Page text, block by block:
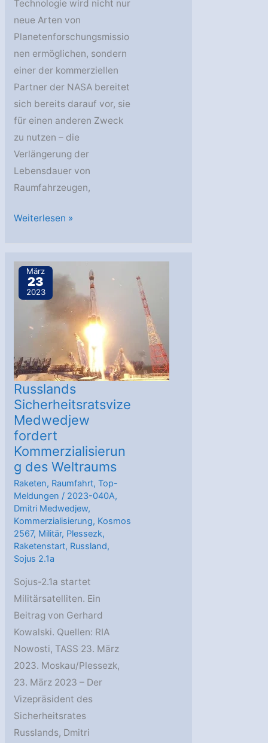
Technologie wird nicht nur
neue Arten von
Planetenforschungsmissio
nen ermöglichen, sondern
einer der kommerziellen
Partner der NASA bereitet
sich bereits darauf vor, sie
für einen anderen Zweck
zu nutzen – die
Verlängerung der
Lebensdauer von
Raumfahrzeugen,
Verschiebung
der
elektrischen
Sub-
Antriebstechnologie
Ermöglichung
von
Planetenerkundung
und
kommerziellen
Missionskonzepten
Weiterlesen »
März
23
2023
Russlands
Sicherheitsratsvize
Medwedjew
fordert
Kommerzialisierun
g des Weltraums
Raketen, Raumfahrt,Top-
Meldungen / 2023-040A,
Dmitri Medwedjew,
Kommerzialisierung, Kosmos
2567, Militär, Plessezk,
Raketenstart, Russland,
Sojus 2.1a
Sojus-2.1a startet
Militärsatelliten. Ein
Beitrag von Gerhard
Kowalski. Quellen: RIA
Nowosti, TASS 23. März
2023. Moskau/Plessezk,
23. März 2023 – Der
Vizepräsident des
Sicherheitsrates
Russlands, Dmitri